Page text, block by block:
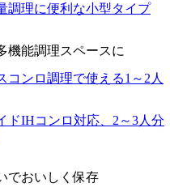
調理に便利な小型タイプ
機能調理スペースに
コンロ調理で使える1～2人
ドIHコンロ対応、2～3人分
でおいしく保存